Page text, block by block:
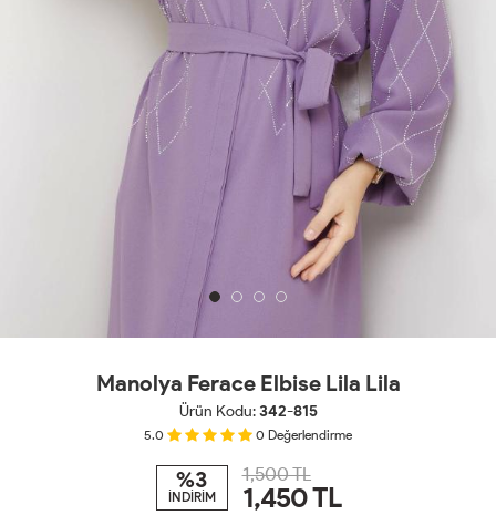
Manolya Ferace Elbise Lila Lila
Ürün Kodu:342-815
5.0 0 Değerlendirme
%3
İNDİRİM
1,500 TL
1,450TL